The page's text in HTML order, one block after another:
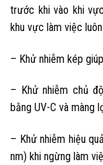
trước khi vào khi
khu vực làm việc
– Khử nhiễm kép
– Khử nhiễm chủ
bằng UV-C và màng
– Khử nhiễm hiệu
nm) khi ngừng làm